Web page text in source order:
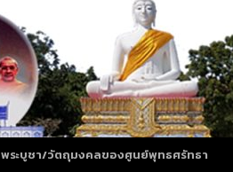
พระบูชา/วัตถุมงคลของศูนย์พุทธศรัทธา